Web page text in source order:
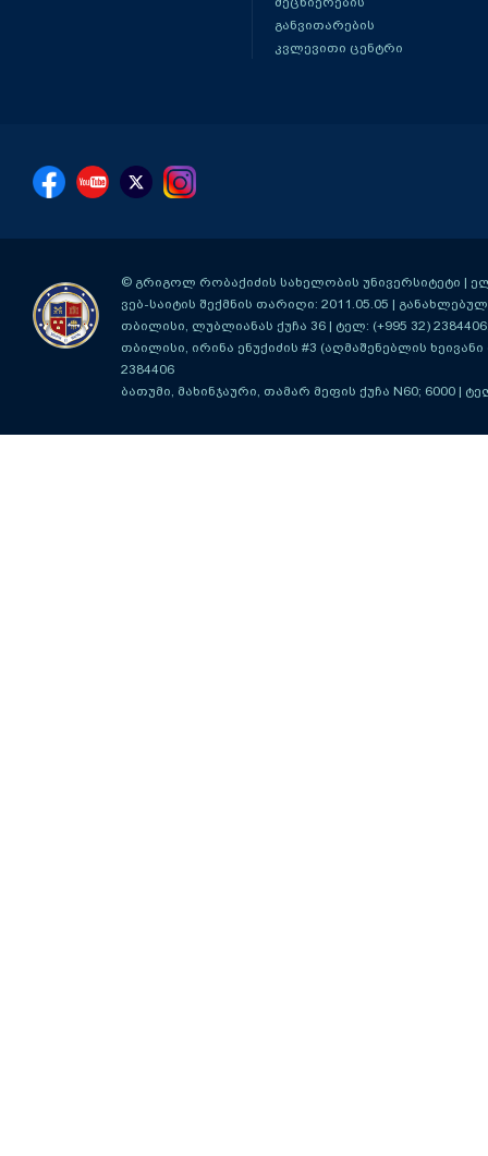
განვითარების
კვლევითი ცენტრი
© გრიგოლ რობაქიძის სახელობის უნივერსიტეტი |
ვებ-საიტის შექმნის თარიღი: 2011.05.05 |
თბილისი, ლუბლიანას ქუჩა 36 | ტელ: (+995 32)
თბილისი, ირინა ენუქიძის #3 (აღმაშენებლის ხეივანი
2384406
ბათუმი, მახინჯაური, თამარ მეფის ქუჩა N60; 6000 |